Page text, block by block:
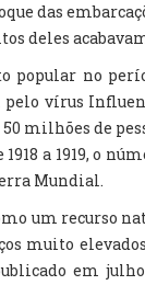
das
deles
popular no
pelo vírus
milhões de
a 1919, o
Mundial.
um recurso
muito
em